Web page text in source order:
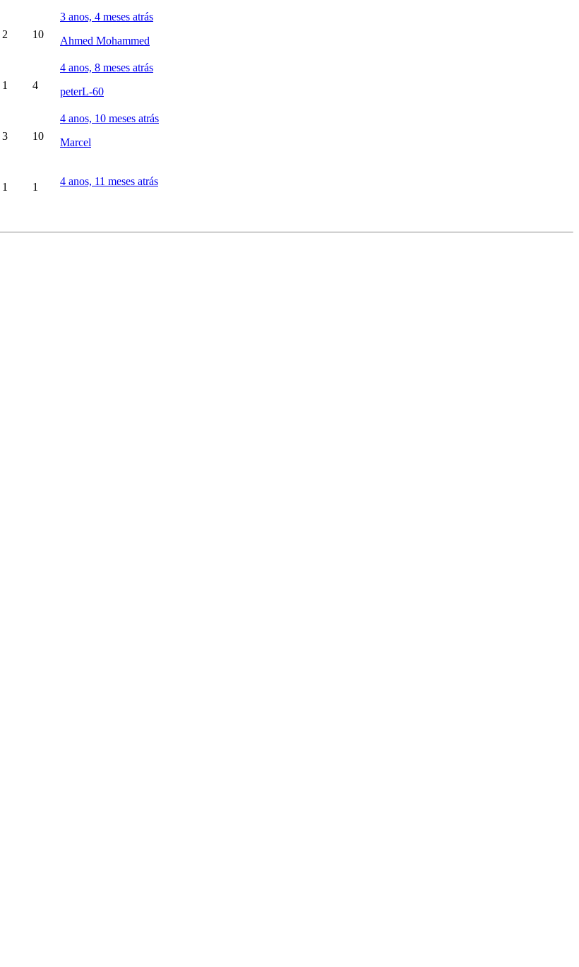
2 10
3 anos, 4 meses atrás
Ahmed Mohammed
1 4
4 anos, 8 meses atrás
peterL-60
3 10
4 anos, 10 meses atrás
Marcel
1 1 4 anos, 11 meses atrás